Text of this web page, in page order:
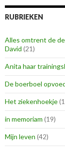
RUBRIEKEN
Alles omtrent de
David (21)
Anita haar
De boerboel
Het ziekenhoekje
in memoriam (19)
Mijn leven (42)